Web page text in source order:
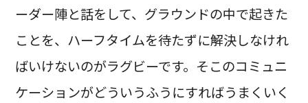
ーダー陣と話をして、グラウンドの中で起きた
ことを、ハーフタイムを待たずに解決しなけれ
ばいけないのがラグビーです。そこのコミュニ
ケーションがどういうふうにすればうまくいく